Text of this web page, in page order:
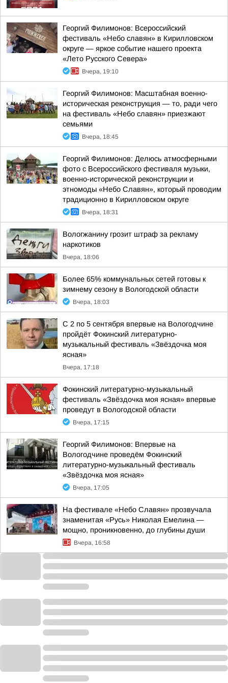
Георгий Филимонов: Всероссийский
фестиваль «Небо славян» в Кирилловском
округе — яркое событие нашего проекта
«Лето Русского Севера»
Вчера, 19:10
Георгий Филимонов: Масштабная военно-
историческая реконструкция — то, ради чего
на фестиваль «Небо славян» приезжают
семьями
Вчера, 18:45
Георгий Филимонов: Делюсь атмосферными
фото с Всероссийского фестиваля музыки,
военно-исторической реконструкции и
этномоды «Небо Славян», который проводим
традиционно в Кирилловском округе
Вчера, 18:31
Вологжанину грозит штраф за рекламу
наркотиков
Вчера, 18:06
Более 65% коммунальных сетей готовы к
зимнему сезону в Вологодской области
Вчера, 18:03
С 2 по 5 сентября впервые на Вологодчине
пройдёт Фокинский литературно-
музыкальный фестиваль «Звёздочка моя
ясная»
Вчера, 17:18
Фокинский литературно-музыкальный
фестиваль «Звёздочка моя ясная» впервые
проведут в Вологодской области
Вчера, 17:15
Георгий Филимонов: Впервые на
Вологодчине проведём Фокинский
литературно-музыкальный фестиваль
«Звёздочка моя ясная»
Вчера, 17:05
На фестивале «Небо Славян» прозвучала
знаменитая «Русь» Николая Емелина —
мощно, проникновенно, до глубины души
Вчера, 16:58